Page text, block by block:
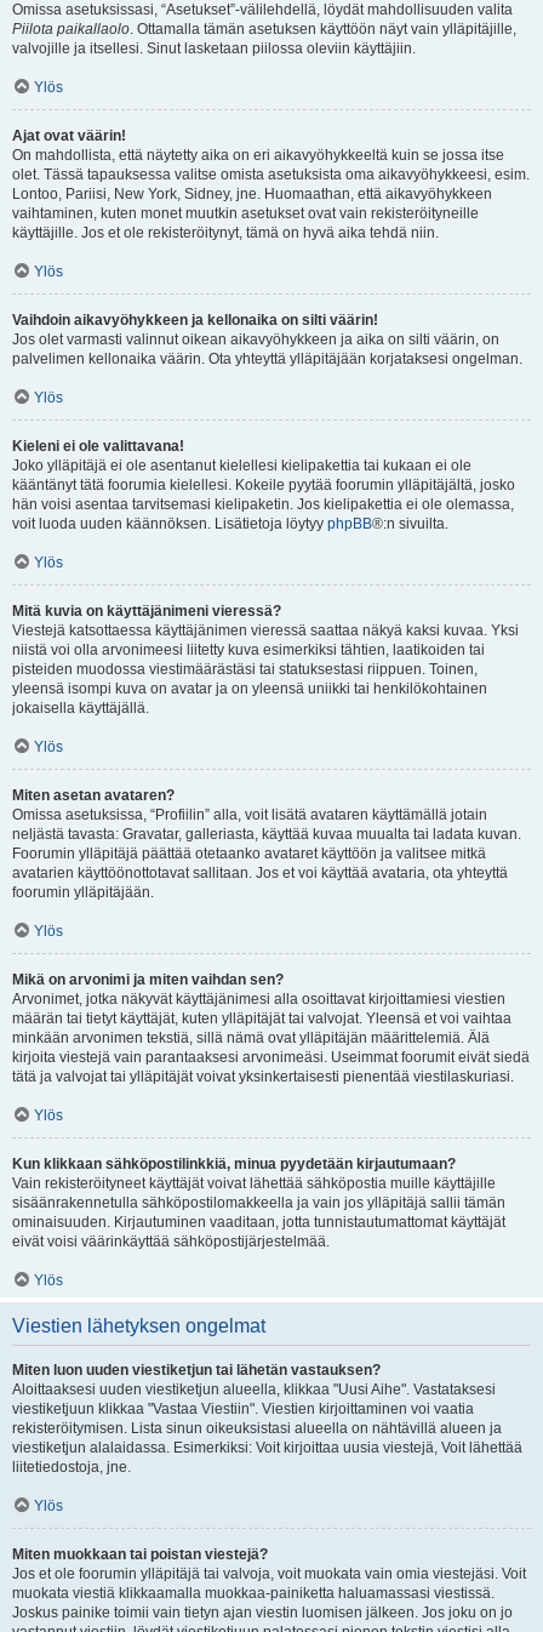
Omissa asetuksissasi, “Asetukset”-välilehdellä, löydät mahdollisuuden valita
Piilota paikallaolo. Ottamalla tämän asetuksen käyttöön näyt vain ylläpitäjille,
valvojille ja itsellesi. Sinut lasketaan piilossa oleviin käyttäjiin.
Ylös
Ajat ovat väärin!
On mahdollista, että näytetty aika on eri aikavyöhykkeeltä kuin se jossa itse
olet. Tässä tapauksessa valitse omista asetuksista oma aikavyöhykkeesi, esim.
Lontoo, Pariisi, New York, Sidney, jne. Huomaathan, että aikavyöhykkeen
vaihtaminen, kuten monet muutkin asetukset ovat vain rekisteröityneille
käyttäjille. Jos et ole rekisteröitynyt, tämä on hyvä aika tehdä niin.
Ylös
Vaihdoin aikavyöhykkeen ja kellonaika on silti väärin!
Jos olet varmasti valinnut oikean aikavyöhykkeen ja aika on silti väärin, on
palvelimen kellonaika väärin. Ota yhteyttä ylläpitäjään korjataksesi ongelman.
Ylös
Kieleni ei ole valittavana!
Joko ylläpitäjä ei ole asentanut kielellesi kielipakettia tai kukaan ei ole
kääntänyt tätä foorumia kielellesi. Kokeile pyytää foorumin ylläpitäjältä, josko
hän voisi asentaa tarvitsemasi kielipaketin. Jos kielipakettia ei ole olemassa,
voit luoda uuden käännöksen. Lisätietoja löytyy phpBB®:n sivuilta.
Ylös
Mitä kuvia on käyttäjänimeni vieressä?
Viestejä katsottaessa käyttäjänimen vieressä saattaa näkyä kaksi kuvaa. Yksi
niistä voi olla arvonimeesi liitetty kuva esimerkiksi tähtien, laatikoiden tai
pisteiden muodossa viestimäärästäsi tai statuksestasi riippuen. Toinen,
yleensä isompi kuva on avatar ja on yleensä uniikki tai henkilökohtainen
jokaisella käyttäjällä.
Ylös
Miten asetan avataren?
Omissa asetuksissa, “Profiilin” alla, voit lisätä avataren käyttämällä jotain
neljästä tavasta: Gravatar, galleriasta, käyttää kuvaa muualta tai ladata kuvan.
Foorumin ylläpitäjä päättää otetaanko avataret käyttöön ja valitsee mitkä
avatarien käyttöönottotavat sallitaan. Jos et voi käyttää avataria, ota yhteyttä
foorumin ylläpitäjään.
Ylös
Mikä on arvonimi ja miten vaihdan sen?
Arvonimet, jotka näkyvät käyttäjänimesi alla osoittavat kirjoittamiesi viestien
määrän tai tietyt käyttäjät, kuten ylläpitäjät tai valvojat. Yleensä et voi vaihtaa
minkään arvonimen tekstiä, sillä nämä ovat ylläpitäjän määrittelemiä. Älä
kirjoita viestejä vain parantaaksesi arvonimeäsi. Useimmat foorumit eivät siedä
tätä ja valvojat tai ylläpitäjät voivat yksinkertaisesti pienentää viestilaskuriasi.
Ylös
Kun klikkaan sähköpostilinkkiä, minua pyydetään kirjautumaan?
Vain rekisteröityneet käyttäjät voivat lähettää sähköpostia muille käyttäjille
sisäänrakennetulla sähköpostilomakkeella ja vain jos ylläpitäjä sallii tämän
ominaisuuden. Kirjautuminen vaaditaan, jotta tunnistautumattomat käyttäjät
eivät voisi väärinkäyttää sähköpostijärjestelmää.
Ylös
Viestien lähetyksen ongelmat
Miten luon uuden viestiketjun tai lähetän vastauksen?
Aloittaaksesi uuden viestiketjun alueella, klikkaa "Uusi Aihe". Vastataksesi
viestiketjuun klikkaa "Vastaa Viestiin". Viestien kirjoittaminen voi vaatia
rekisteröitymisen. Lista sinun oikeuksistasi alueella on nähtävillä alueen ja
viestiketjun alalaidassa. Esimerkiksi: Voit kirjoittaa uusia viestejä, Voit lähettää
liitetiedostoja, jne.
Ylös
Miten muokkaan tai poistan viestejä?
Jos et ole foorumin ylläpitäjä tai valvoja, voit muokata vain omia viestejäsi. Voit
muokata viestiä klikkaamalla muokkaa-painiketta haluamassasi viestissä.
Joskus painike toimii vain tietyn ajan viestin luomisen jälkeen. Jos joku on jo